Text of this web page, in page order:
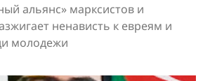
альянс» марксистов и
ненависть к евреям и
молодежи